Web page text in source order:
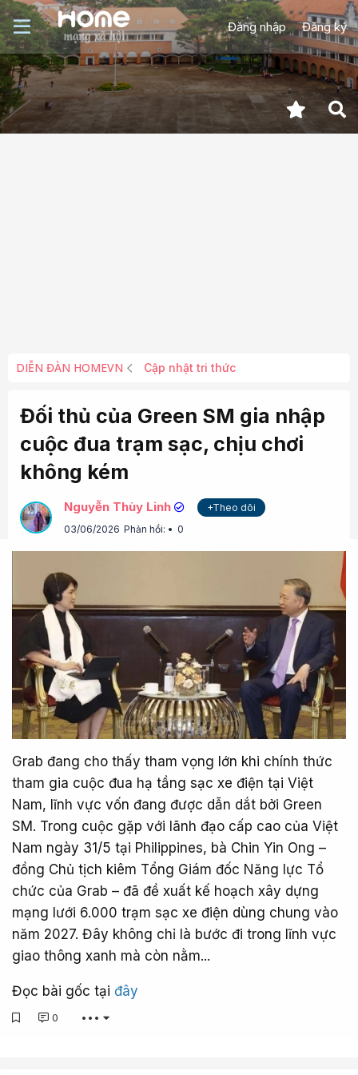
Đăng nhập Đăng ký
DIỄN ĐÀN HOMEVN Cập nhật tri thức
Đối thủ của Green SM gia nhập
cuộc đua trạm sạc, chịu chơi
không kém
Nguyễn Thùy Linh
+Theo dõi
03/06/2026 Phản hồi: 0
Grab đang cho thấy tham vọng lớn khi chính thức
tham gia cuộc đua hạ tầng sạc xe điện tại Việt
Nam, lĩnh vực vốn đang được dẫn dắt bởi Green
SM. Trong cuộc gặp với lãnh đạo cấp cao của Việt
Nam ngày 31/5 tại Philippines, bà Chin Yin Ong –
đồng Chủ tịch kiêm Tổng Giám đốc Năng lực Tổ
chức của Grab – đã đề xuất kế hoạch xây dựng
mạng lưới 6.000 trạm sạc xe điện dùng chung vào
năm 2027. Đây không chỉ là bước đi trong lĩnh vực
giao thông xanh mà còn nằm...
Đọc bài gốc tại đây
0 •••